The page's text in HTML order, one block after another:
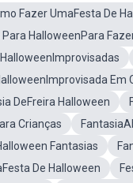
Fazer UmaFesta De
Para HalloweenPara
Em
DeFreira Halloween
Crianças
Fantasias
De Halloween